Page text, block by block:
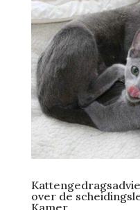
over de